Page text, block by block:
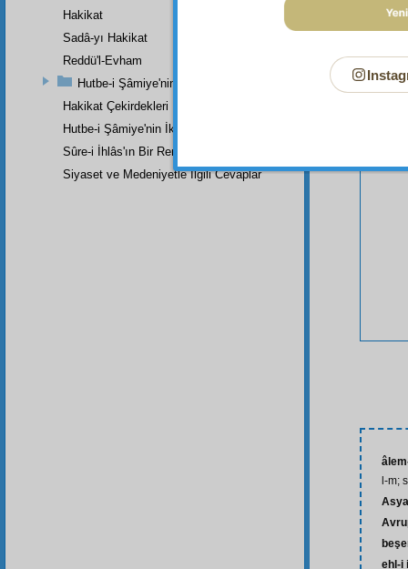
l-m;
Asya
ehl-i
Hakikat
Sadâ-yı Hakikat
Reddü'l-Evham
Hutbe-i Şâmiye'nin Birinci Zeylinin Zeylinden Son Parçadır
Hakikat Çekirdekleri
Hutbe-i Şâmiye'nin İkinci Zeylinin İkinci Kısmı
Sûre-i İhlâs'ın Bir Remzi
Siyaset ve Medeniyetle İlgili Cevaplar